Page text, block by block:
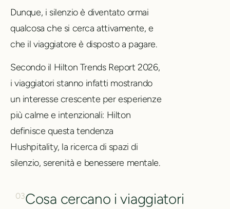
Dunque, i silenzio è diventato ormai
qualcosa che si cerca attivamente, e
che il viaggiatore è disposto a pagare.
Secondo il Hilton Trends Report 2026,
i viaggiatori stanno infatti mostrando
un interesse crescente per esperienze
più calme e intenzionali: Hilton
definisce questa tendenza
Hushpitality, la ricerca di spazi di
silenzio, serenità e benessere mentale.
03Cosa cercano i viaggiatori